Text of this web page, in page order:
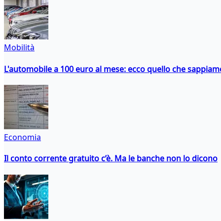
Mobilità
L'automobile a 100 euro al mese: ecco quello che
Economia
Il conto corrente gratuito c’è. Ma le banche non lo dicono